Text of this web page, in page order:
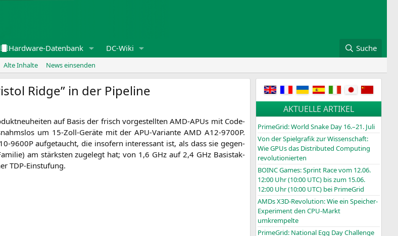
Hardware-Datenbank DC-Wiki Suche
Alte Inhalte News einsenden
Ridge” in der Pipeline
auf Basis der frisch vor­ge­stell­ten AMD-APUs mit Code­
um 15-Zoll-Gerä­te mit der APU-Vari­an­teAMD A12-9700P.
9600Pauf­ge­taucht, die inso­fern inter­es­sant ist, als dass sie gegen­
am stärks­ten zuge­legt hat; von 1,6 GHz auf 2,4 GHz Basistak­
TDP-Einstufung.
AKTUELLE ARTIKEL
PrimeGrid: World Snake Day 16.–21. Juli
Von der Spielgrafik zur Wissenschaft:
Wie GPUs das Distributed Computing
revolutionierten
BOINCGames: Sprint Race vom 12.06.
12:00 Uhr (10:00 UTC) bis zum 15.06.
12:00 Uhr (10:00 UTC) bei PrimeGrid
AMDs X3D-Revolution: Wie ein Speicher-
Experiment den CPU-Markt
umkrempelte
PrimeGrid: National Egg Day Challenge